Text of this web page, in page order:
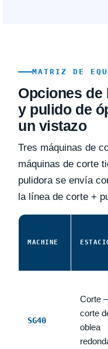
MATRIZ DE
Opciones de
y pulido de
un vistazo
Tres máquinas de
máquinas de corte
pulidora se envía
la línea de corte +
MACHINE
SG40
Corte
corte
oblea